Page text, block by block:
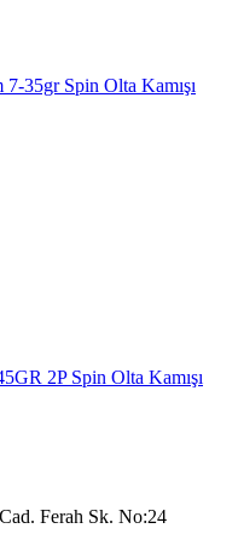
35gr Spin Olta Kamışı
2P Spin Olta Kamışı
Ferah Sk. No:24